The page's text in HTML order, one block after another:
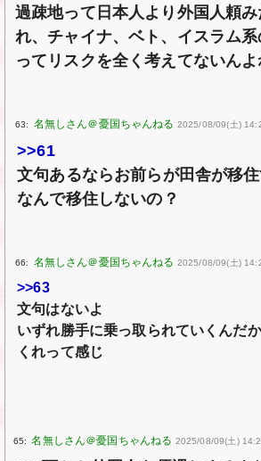
過疎地って日本人より外国人頼
れ、チャイナ、ベト、イスラム
ってリスクを全く考えてないんよ
63: 2025/08/09(土)
>>61
文句あるならお前らが田舎が移
なんで移住しないの？
66: 2025/08/09(土)
>>63
文句はないよ
いずれ勝手に乗っ取られていくんだ
くれって感じ
65: 2025/08/09(土)